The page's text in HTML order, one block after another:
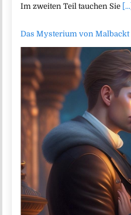
Im zweiten Teil tauchen Sie [...]
Das Mysterium von Malbackt